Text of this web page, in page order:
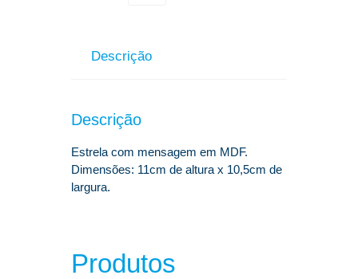
Descrição
Descrição
Estrela com mensagem em MDF.
Dimensões: 11cm de altura x 10,5cm de
largura.
Produtos